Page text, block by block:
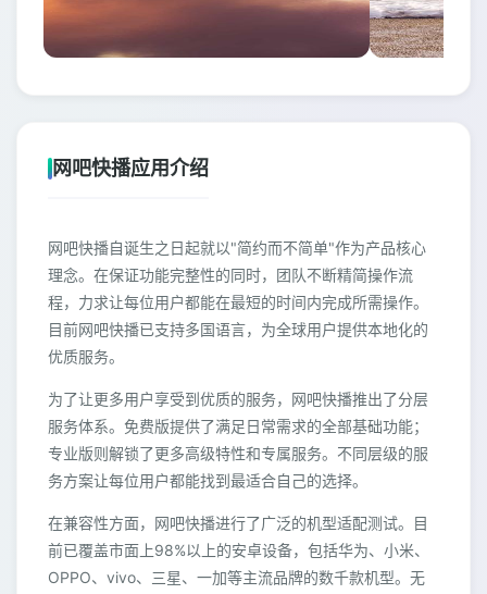
网吧快播应用介绍
网吧快播自诞生之日起就以"简约而不简单"作为产品核心
理念。在保证功能完整性的同时，团队不断精简操作流
程，力求让每位用户都能在最短的时间内完成所需操作。
目前网吧快播已支持多国语言，为全球用户提供本地化的
优质服务。
为了让更多用户享受到优质的服务，网吧快播推出了分层
服务体系。免费版提供了满足日常需求的全部基础功能；
专业版则解锁了更多高级特性和专属服务。不同层级的服
务方案让每位用户都能找到最适合自己的选择。
在兼容性方面，网吧快播进行了广泛的机型适配测试。目
前已覆盖市面上98%以上的安卓设备，包括华为、小米、
OPPO、vivo、三星、一加等主流品牌的数千款机型。无